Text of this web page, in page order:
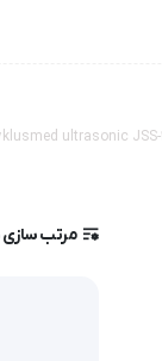
دستگاه با
ultrasonic
مرتب سازی